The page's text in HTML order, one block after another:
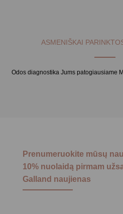
ASMENIŠKAI
Odos diagnostika Jums patogiausiame
Prenumeruokite mūsų
10% nuolaidą pirmam
Galland naujienas